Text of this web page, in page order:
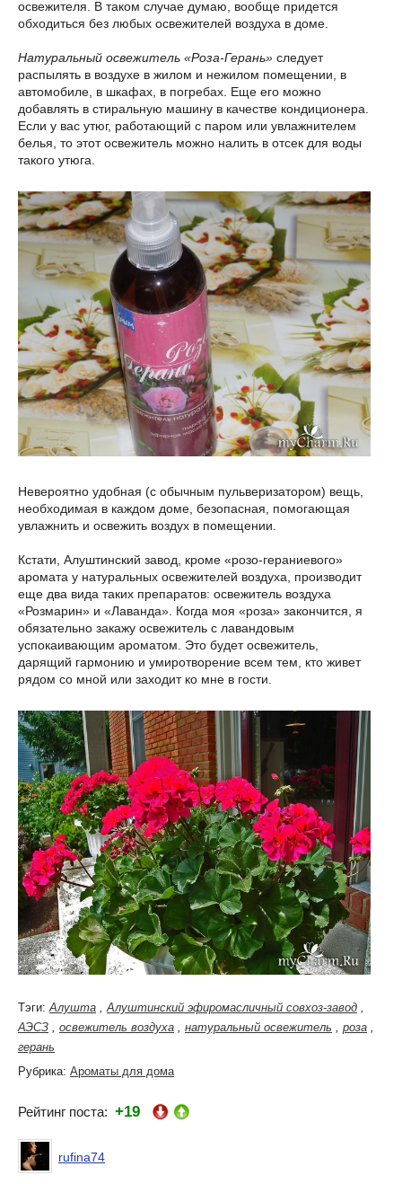
освежителя. В таком случае думаю, вообще придется
обходиться без любых освежителей воздуха в доме.
Натуральный освежитель «Роза-Герань» следует
распылять в воздухе в жилом и нежилом помещении, в
автомобиле, в шкафах, в погребах. Еще его можно
добавлять в стиральную машину в качестве кондиционера.
Если у вас утюг, работающий с паром или увлажнителем
белья, то этот освежитель можно налить в отсек для воды
такого утюга.
Невероятно удобная (с обычным пульверизатором) вещь,
необходимая в каждом доме, безопасная, помогающая
увлажнить и освежить воздух в помещении.
Кстати, Алуштинский завод, кроме «розо-гераниевого»
аромата у натуральных освежителей воздуха, производит
еще два вида таких препаратов: освежитель воздуха
«Розмарин» и «Лаванда». Когда моя «роза» закончится, я
обязательно закажу освежитель с лавандовым
успокаивающим ароматом. Это будет освежитель,
дарящий гармонию и умиротворение всем тем, кто живет
рядом со мной или заходит ко мне в гости.
Тэги:Алушта ,Алуштинский эфиромасличный совхоз-завод ,
АЭСЗ , освежитель воздуха , натуральный освежитель , роза ,
герань
Рубрика: Ароматы для дома
Рейтинг поста: +19
rufina74